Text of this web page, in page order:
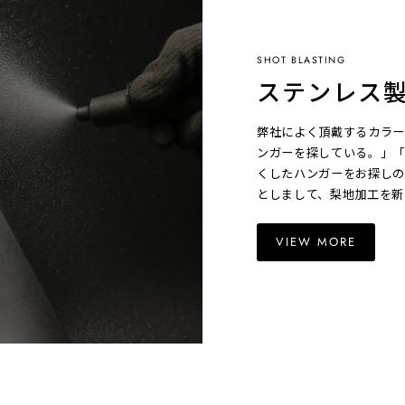
SHOT BLASTING
ステンレス
弊社によく頂戴するカラ
ンガーを探している。」
くしたハンガーをお探し
としまして、梨地加工を
VIEW MORE